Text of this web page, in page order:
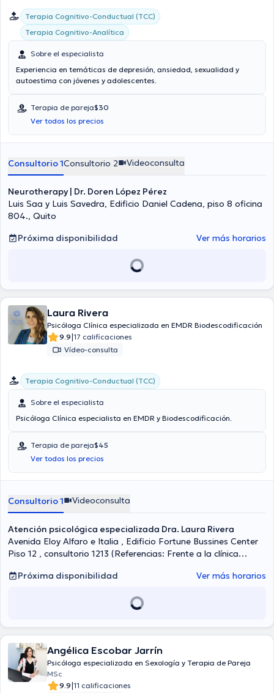
Terapia Cognitivo-Conductual (TCC)
Terapia Cognitivo-Analítica
Sobre el especialista
Experiencia en temáticas de depresión, ansiedad, sexualidad y
autoestima con jóvenes y adolescentes.
Terapia de pareja$30
Ver todos los precios
Consultorio 1Consultorio 2 Videoconsulta
Neurotherapy | Dr. Doren López Pérez
Luis Saa y Luis Savedra, Edificio Daniel Cadena, piso 8 oficina
804., Quito
Próxima disponibilidad
Ver más horarios
Laura Rivera
Psicóloga Clínica especializada en EMDR Biodescodificación
9.9|17 calificaciones
Vídeo-consulta
Terapia Cognitivo-Conductual (TCC)
Sobre el especialista
Psicóloga Clínica especialista en EMDR y Biodescodificación.
Terapia de pareja$45
Ver todos los precios
Consultorio 1 Videoconsulta
Atención psicológica especializada Dra. Laura Rivera
Avenida Eloy Alfaro e Italia , Edificio Fortune Bussines Center
Piso 12 , consultorio 1213 (Referencias: Frente a la clínica
Próxima disponibilidad
Ver más horarios
Angélica Escobar Jarrín
Psicóloga especializada en Sexología y Terapia de Pareja
MSc
9.9|11 calificaciones